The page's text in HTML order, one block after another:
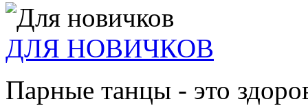
ДЛЯ НОВИЧКОВ
Парные танцы - это